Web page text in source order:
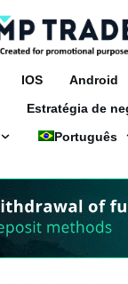
IOS Android
Estratégia de
Português